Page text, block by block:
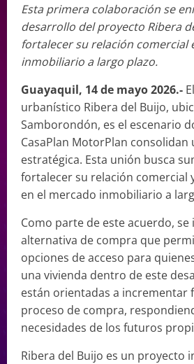
Esta primera colaboración se
desarrollo del proyecto Ribera
fortalecer su relación comercial
inmobiliario a largo plazo.
Guayaquil, 14 de mayo 2026.-
urbanístico Ribera del Buijo,
Samborondón, es el escenario
CasaPlan MotorPlan consolidan
estratégica. Esta unión busca
fortalecer su relación comercial
en el mercado inmobiliario a
Como parte de este acuerdo,
alternativa de compra que
opciones de acceso para
una vivienda dentro de este
están orientadas a incrementar
proceso de compra,
necesidades de los futuros
Ribera del Buijo es un proyecto